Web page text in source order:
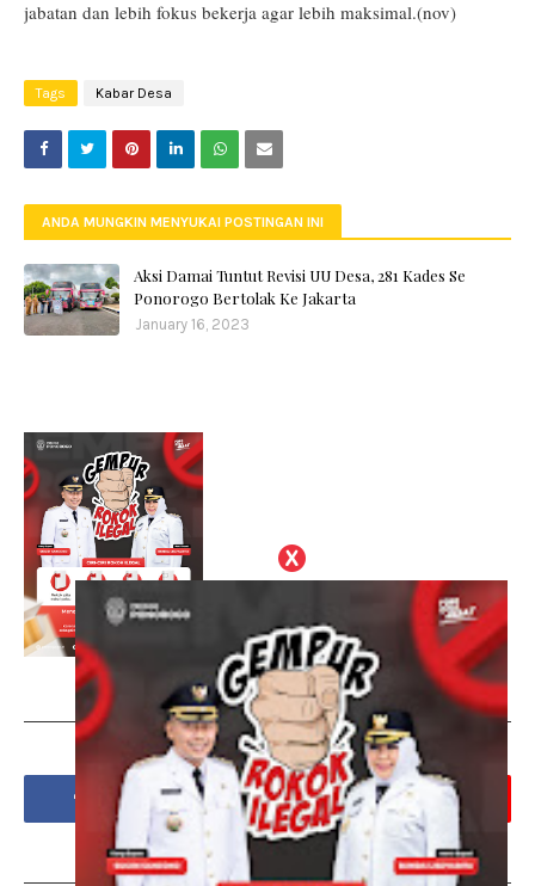
jabatan dan lebih fokus bekerja agar lebih maksimal.(nov)
Tags Kabar Desa
ANDA MUNGKIN MENYUKAI POSTINGAN INI
Aksi Damai Tuntut Revisi UU Desa, 281 Kades Se
Ponorogo Bertolak Ke Jakarta
January 16, 2023
Social Plugin